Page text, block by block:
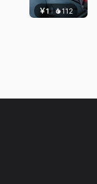
￥1 112 宅婳氏